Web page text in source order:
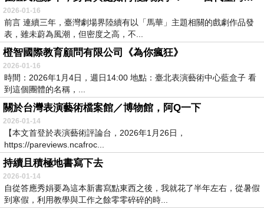
2026-01-16
前言 連續三年，臺灣劇場界陸續有以「馬華」主題相關的戲劇作品發
表，雖未蔚為風潮，但密度之高，不...
橙智國際教育顧問有限公司《為你瘋狂》
2026-01-16
時間：2026年1月4日，週日14:00 地點：臺北表演藝術中心藍盒子 看
到這個團體的名稱，...
關於台灣表演藝術檔案館／博物館，阿Q一下
2026-01-14
【本文首登於表演藝術評論台，2026年1月26日，
https://pareviews.ncafroc...
持續且積極地書寫下去
2026-01-14
自從答應秀娟要為這本新書寫點東西之後，我就花了半年左右，從暑假
到寒假，利用教學與工作之餘零零碎碎的時...